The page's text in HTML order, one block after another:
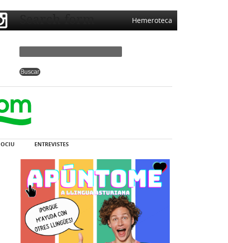
Hemeroteca
Search form
OCIU ENTREVISTES